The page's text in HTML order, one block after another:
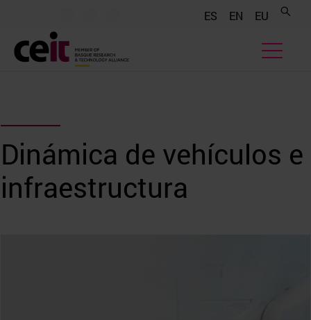
ES EN EU
Dinámica de vehículos e
infraestructura